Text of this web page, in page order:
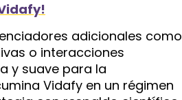
adicionales como
o interacciones
y suave para la
Vidafy en un régimen